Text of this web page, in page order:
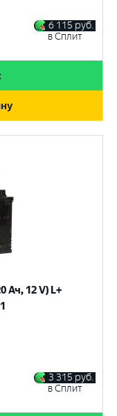
6 115 руб.
в Сплит
Ач, 12 V) L+
3 315 руб.
в Сплит